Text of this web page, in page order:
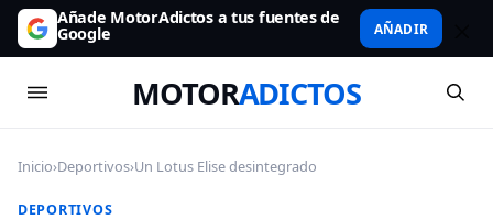
Añade MotorAdictos a tus fuentes de
Google AÑADIR
MOTORADICTOS
Inicio›Deportivos›Un Lotus Elise desintegrado
DEPORTIVOS